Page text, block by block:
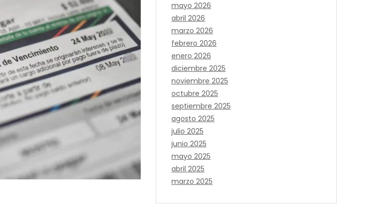
mayo 2026
abril 2026
marzo 2026
febrero 2026
enero 2026
diciembre 2025
noviembre 2025
octubre 2025
septiembre 2025
agosto 2025
julio 2025
junio 2025
mayo 2025
abril 2025
marzo 2025